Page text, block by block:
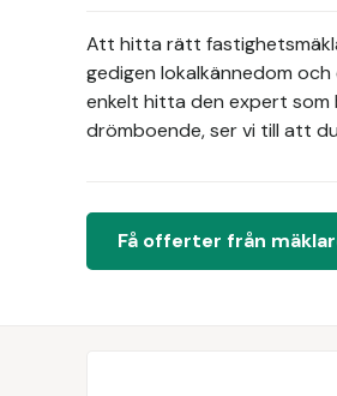
Att hitta rätt
gedigen lokalkännedom
enkelt hitta den expert som
drömboende, ser vi till att
Få offerter från